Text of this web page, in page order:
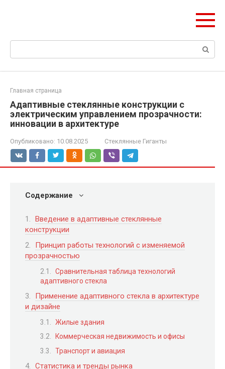
Поиск:
Главная страница
Адаптивные стеклянные конструкции с
электрическим управлением прозрачности:
инновации в архитектуре
Опубликовано: 10.08.2025 Стеклянные Гиганты
Содержание
Введение в адаптивные стеклянные
конструкции
Принцип работы технологий с изменяемой
прозрачностью
Сравнительная таблица технологий
адаптивного стекла
Применение адаптивного стекла в архитектуре
и дизайне
Жилые здания
Коммерческая недвижимость и офисы
Транспорт и авиация
Статистика и тренды рынка